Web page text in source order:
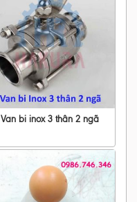
Van bi inox 3 thân 2 ngã